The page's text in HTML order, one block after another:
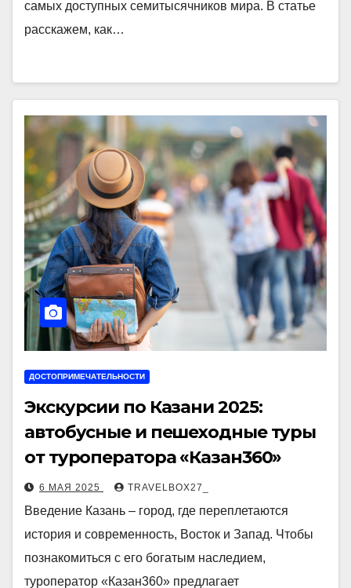
самых доступных семитысячников мира. В статье
расскажем, как…
ДОСТОПРИМЕЧАТЕЛЬНОСТИ
Экскурсии по Казани 2025:
автобусные и пешеходные туры
от туроператора «Казан360»
6 МАЯ 2025 TRAVELBOX27_
Введение Казань – город, где переплетаются
история и современность, Восток и Запад. Чтобы
познакомиться с его богатым наследием,
туроператор «Казан360» предлагает